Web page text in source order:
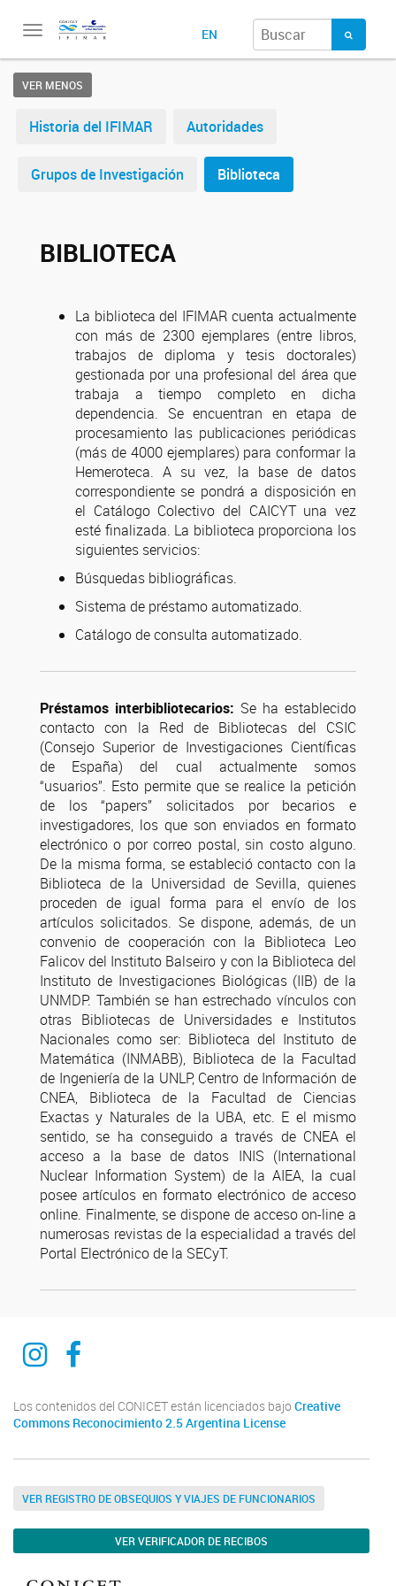
Toggle
EN
VER MENOS
Historia del IFIMAR Autoridades
Grupos de Investigación Biblioteca
BIBLIOTECA
La biblioteca del IFIMAR cuenta actualmente
con más de 2300 ejemplares (entre libros,
trabajos de diploma y tesis doctorales)
gestionada por una profesional del área que
trabaja a tiempo completo en dicha
dependencia. Se encuentran en etapa de
procesamiento las publicaciones periódicas
(más de 4000 ejemplares) para conformar la
Hemeroteca. A su vez, la base de datos
correspondiente se pondrá a disposición en
el Catálogo Colectivo del CAICYT una vez
esté finalizada. La biblioteca proporciona los
siguientes servicios:
Búsquedas bibliográficas.
Sistema de préstamo automatizado.
Catálogo de consulta automatizado.
Préstamos interbibliotecarios: Se ha establecido
contacto con la Red de Bibliotecas del CSIC
(Consejo Superior de Investigaciones Científicas
de España) del cual actualmente somos
“usuarios”. Esto permite que se realice la petición
de los “papers” solicitados por becarios e
investigadores, los que son enviados en formato
electrónico o por correo postal, sin costo alguno.
De la misma forma, se estableció contacto con la
Biblioteca de la Universidad de Sevilla, quienes
proceden de igual forma para el envío de los
artículos solicitados. Se dispone, además, de un
convenio de cooperación con la Biblioteca Leo
Falicov del Instituto Balseiro y con la Biblioteca del
Instituto de Investigaciones Biológicas (IIB) de la
UNMDP. También se han estrechado vínculos con
otras Bibliotecas de Universidades e Institutos
Nacionales como ser: Biblioteca del Instituto de
Matemática (INMABB), Biblioteca de la Facultad
de Ingeniería de la UNLP, Centro de Información de
CNEA, Biblioteca de la Facultad de Ciencias
Exactas y Naturales de la UBA, etc. E el mismo
sentido, se ha conseguido a través de CNEA el
acceso a la base de datos INIS (International
Nuclear Information System) de la AIEA, la cual
posee artículos en formato electrónico de acceso
online. Finalmente, se dispone de acceso on-line a
numerosas revistas de la especialidad a través del
Portal Electrónico de la SECyT.
INSTAGRAM
FACEBOOK
Los contenidos del CONICET están licenciados bajo Creative
Commons Reconocimiento 2.5 Argentina License
VER REGISTRO DE OBSEQUIOS Y VIAJES DE FUNCIONARIOS
VER VERIFICADOR DE RECIBOS